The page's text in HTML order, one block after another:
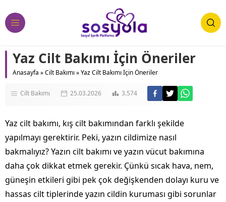
Yaz Cilt Bakımı İçin Öneriler
Anasayfa »Cilt Bakımı »Yaz Cilt Bakımı İçin Öneriler
Cilt Bakımı 25.03.2026 3.574
Yaz cilt bakımı, kış cilt bakımından farklı şekilde
yapılmayı gerektirir. Peki, yazın cildimize nasıl
bakmalıyız? Yazın cilt bakımı ve yazın vücut bakımına
daha çok dikkat etmek gerekir. Çünkü sıcak hava, nem,
güneşin etkileri gibi pek çok değişkenden dolayı kuru ve
hassas cilt tiplerinde yazın cildin kuruması gibi sorunlar